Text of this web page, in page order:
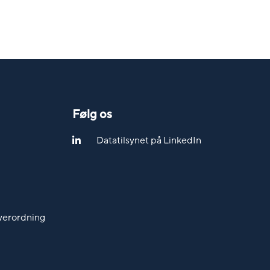
Følg os
Datatilsynet på LinkedIn